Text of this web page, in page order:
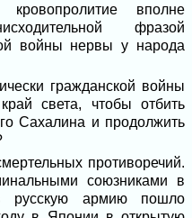
вполне
фразой
войны нервы у народа
гражданской войны
света, чтобы отбить
Сахалина и продолжить
противоречий.
союзниками в
русскую армию пошло